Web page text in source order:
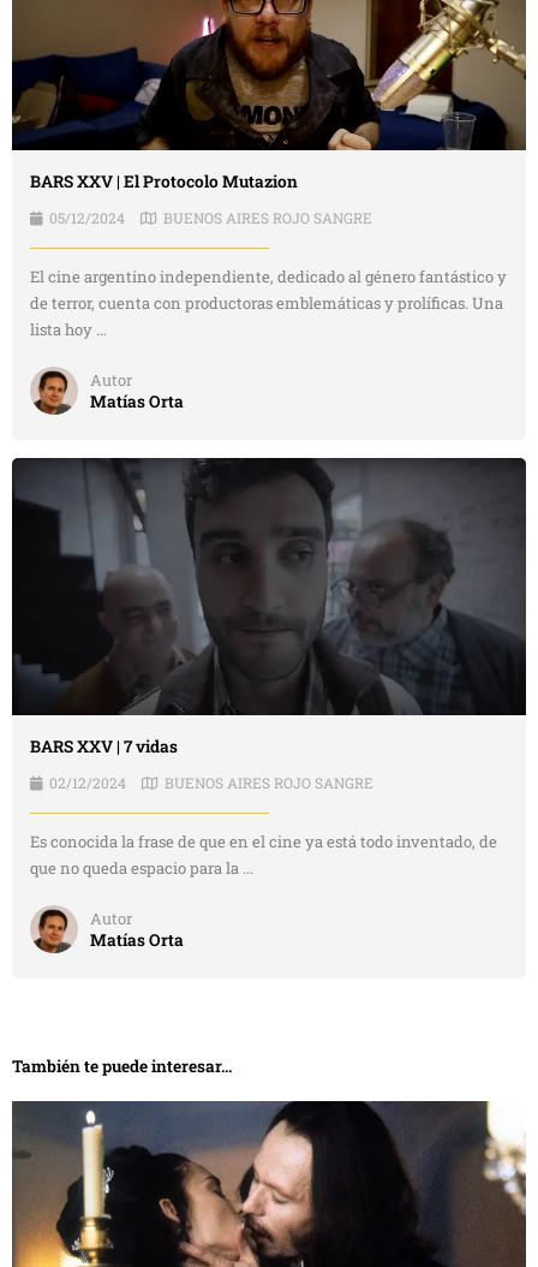
BARS XXV | El Protocolo Mutazion
05/12/2024 BUENOS AIRES ROJO SANGRE
El cine argentino independiente, dedicado al género fantástico y
de terror, cuenta con productoras emblemáticas y prolíficas. Una
lista hoy ...
Autor
Matías Orta
BARS XXV | 7 vidas
02/12/2024 BUENOS AIRES ROJO SANGRE
Es conocida la frase de que en el cine ya está todo inventado, de
que no queda espacio para la ...
Autor
Matías Orta
También te puede interesar...